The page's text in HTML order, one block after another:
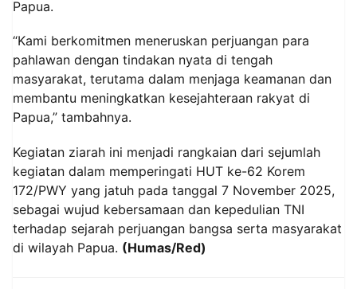
Papua.
“Kami berkomitmen meneruskan perjuangan para
pahlawan dengan tindakan nyata di tengah
masyarakat, terutama dalam menjaga keamanan dan
membantu meningkatkan kesejahteraan rakyat di
Papua,” tambahnya.
Kegiatan ziarah ini menjadi rangkaian dari sejumlah
kegiatan dalam memperingati HUT ke-62 Korem
172/PWY yang jatuh pada tanggal 7 November 2025,
sebagai wujud kebersamaan dan kepedulian TNI
terhadap sejarah perjuangan bangsa serta masyarakat
di wilayah Papua. (Humas/Red)